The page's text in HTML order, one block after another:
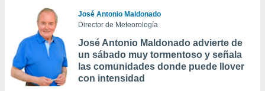
José Antonio Maldonado
Director de Meteorología
José Antonio Maldonado advierte de
un sábado muy tormentoso y señala
las comunidades donde puede llover
con intensidad